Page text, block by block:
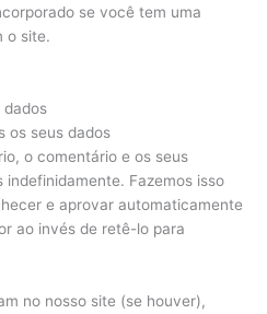
se você tem uma
o site.
dados
os seus dados
o comentário e os seus
Fazemos isso
e aprovar automaticamente
ao invés de retê-lo para
no nosso site (se houver),